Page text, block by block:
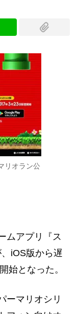
リオラン公
ムアプリ『ス
iOS版から遅
始となった。
ーマリオシリ